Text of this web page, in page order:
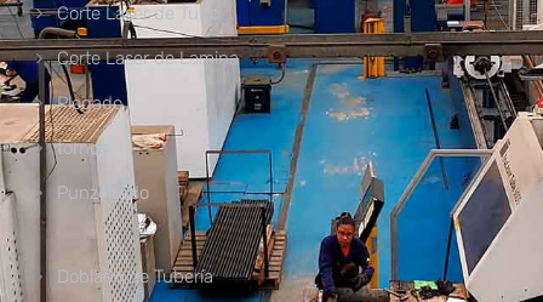
Corte Laser de Tubo
Corte Laser de Lamina
Plegado
tornos
Punzonado
Doblado de Tubería